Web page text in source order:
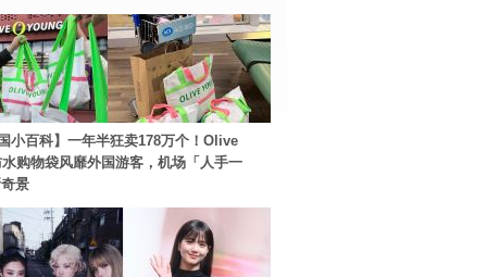
小百科】一年半狂卖178万个！Olive
购物袋风靡外国游客，机场「人手一
景